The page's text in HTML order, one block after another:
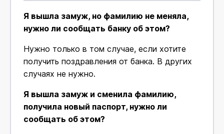
Я вышла замуж, но фамилию не меняла,
нужно ли сообщать банку об этом?
Нужно только в том случае, если хотите
получить поздравления от банка. В других
случаях не нужно.
Я вышла замуж и сменила фамилию,
получила новый паспорт, нужно ли
сообщать об этом?